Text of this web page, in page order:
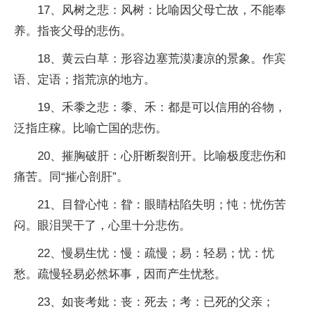
17、风树之悲：风树：比喻因父母亡故，不能奉
养。指丧父母的悲伤。
18、黄云白草：形容边塞荒漠凄凉的景象。作宾
语、定语；指荒凉的地方。
19、禾黍之悲：黍、禾：都是可以信用的谷物，
泛指庄稼。比喻亡国的悲伤。
20、摧胸破肝：心肝断裂剖开。比喻极度悲伤和
痛苦。同“摧心剖肝”。
21、目眢心忳：眢：眼睛枯陷失明；忳：忧伤苦
闷。眼泪哭干了，心里十分悲伤。
22、慢易生忧：慢：疏慢；易：轻易；忧：忧
愁。疏慢轻易必然坏事，因而产生忧愁。
23、如丧考妣：丧：死去；考：已死的父亲；